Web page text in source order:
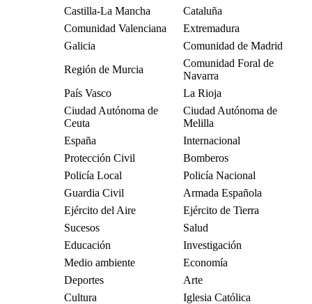
Castilla-La Mancha
Cataluña
Comunidad Valenciana
Extremadura
Galicia
Comunidad de Madrid
Región de Murcia
Comunidad Foral de
Navarra
País Vasco
La Rioja
Ciudad Autónoma de
Ceuta
Ciudad Autónoma de
Melilla
España
Internacional
Protección Civil
Bomberos
Policía Local
Policía Nacional
Guardia Civil
Armada Española
Ejército del Aire
Ejército de Tierra
Sucesos
Salud
Educación
Investigación
Medio ambiente
Economía
Deportes
Arte
Cultura
Iglesia Católica